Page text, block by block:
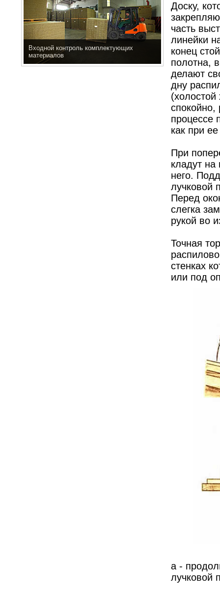
Входной контроль комплектующих
материалов
Доску,
часть
линейки
конец
полотна,
делают
дну
(холостой
процессе
как при
При
кладут на
него.
лучковой
Перед
слегка
рукой во
Точная
стенках
или под
а -
лучковой